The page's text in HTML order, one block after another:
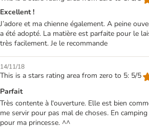
Excellent !
J’adore et ma chienne également. A peine
a été adopté. La matière est parfaite pour le
très facilement. Je le recommande
14/11/18
This is a stars rating area from zero to 5: 5/5
Parfait
Très contente à l'ouverture. Elle est bien
me servir pour pas mal de choses. En
pour ma princesse. ^^